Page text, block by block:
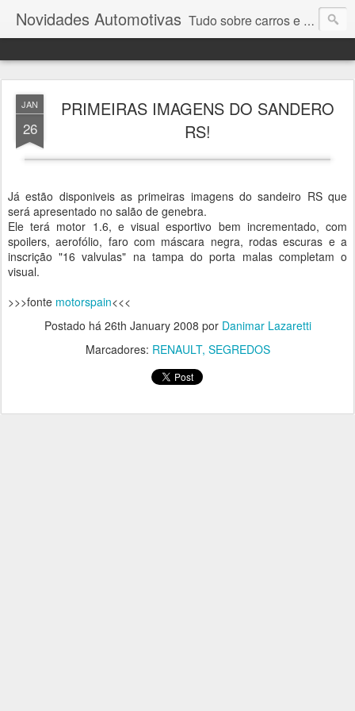
Novidades Automotivas Tudo sobre carros e motores
JAN
26
PRIMEIRAS IMAGENS DO SANDERO
RS!
Já estão disponiveis as primeiras imagens do sandeiro RS que
será apresentado no salão de genebra.
Ele terá motor 1.6, e visual esportivo bem incrementado, com
spoilers, aerofólio, faro com máscara negra, rodas escuras e a
inscrição "16 valvulas" na tampa do porta malas completam o
visual.
>>>fonte motorspain<<<
Postado há 26th January 2008 por Danimar Lazaretti
Marcadores: RENAULT SEGREDOS